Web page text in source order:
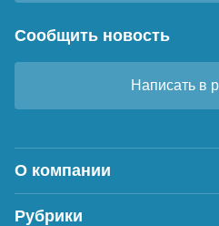
Сообщить новость
Написать в
О компании
Рубрики